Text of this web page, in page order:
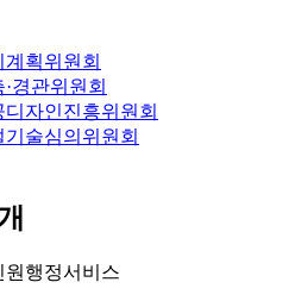
계획위원회
·경관위원회
디자인진흥위원회
기술심의위원회
원행정서비스